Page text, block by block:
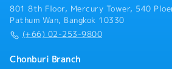
801 8th Floor, Mercury Tower, 540
Pathum Wan, Bangkok 10330
(+66) 02-253-9800
Chonburi Branch